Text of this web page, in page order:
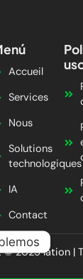
Accueil
Services
Nous
Solutions
technologiques
IA
Contact
© 2025 Iation |